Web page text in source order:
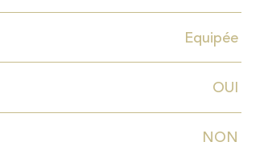
Equipée
OUI
NON